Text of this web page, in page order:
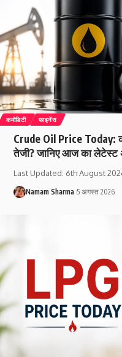
कमोडिटी फाइनेंस
Crude Oil Price Today:
तेजी? जानिए आज का
Last Updated: 6th August 2026
Namam Sharma 5 अगस्त 2026